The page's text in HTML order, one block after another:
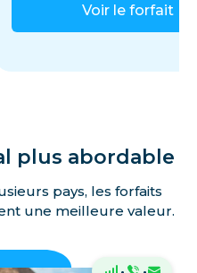
Voir le forfait
plus abordable
pays, les forfaits
une meilleure valeur.